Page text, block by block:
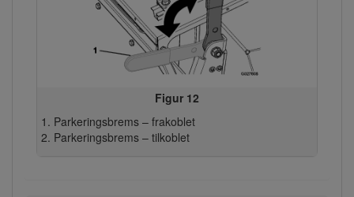
Figur 12
Parkeringsbrems – frakoblet
Parkeringsbrems – tilkoblet